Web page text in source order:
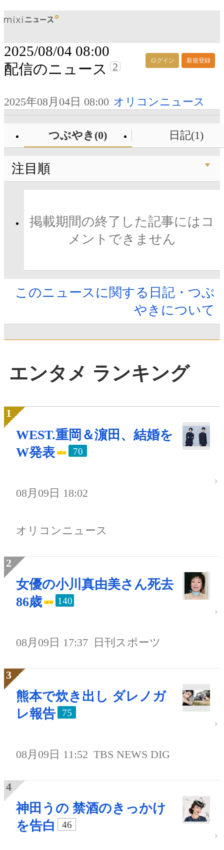
ログイン 新規登録
2025/08/04 08:00
配信のニュース
2
2025年08月04日 08:00 オリコンニュース
つぶやき(0) 日記(1)
注目順
掲載期間の終了した記事にはコ
メントできません
このニュースに関する日記・つぶ
やきについて
エンタメ ランキング
WEST.重岡＆濵田、結婚を
W発表
70
08月09日 18:02
オリコンニュース
女優の小川真由美さん死去
86歳
140
08月09日 17:37 日刊スポーツ
熊本で炊き出し ダレノガ
レ報告
75
08月09日 11:52 TBS NEWS DIG
神田うの 禁酒のきっかけ
を告白
46